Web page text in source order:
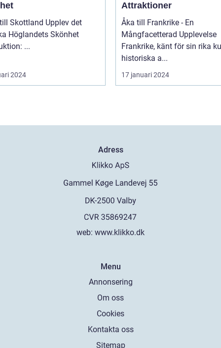
Upplev det
Höglandets Skönhet
Introduktion: ...
2024
Attraktioner
Åka till Frankrike - En
Mångfacetterad Upplevelse
Frankrike, känt för sin rika
historiska a...
17 januari 2024
Adress
web: www.klikko.dk
Menu
Annonsering
Om oss
Cookies
Kontakta oss
Sitemap